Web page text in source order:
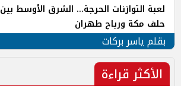
لعبة التوازنات الحرجة... الشرق الأوسط بين
حلف مكة ورياح طهران
بقلم ياسر بركات
الأكثر قراءة